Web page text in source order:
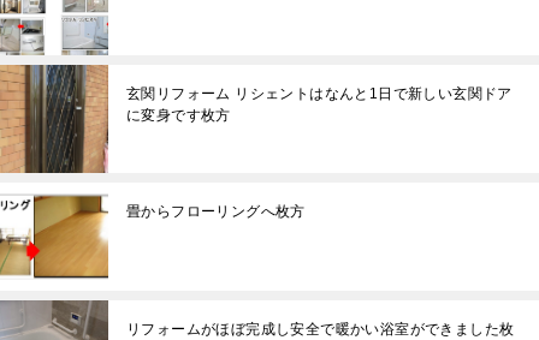
玄関リフォーム リシェントはなんと1日で新しい玄関ドア
に変身です枚方
畳からフローリングへ枚方
リフォームがほぼ完成し安全で暖かい浴室ができました枚